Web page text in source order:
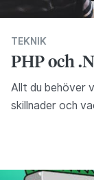
TEKNIK
PHP och
Allt du behöver
skillnader och